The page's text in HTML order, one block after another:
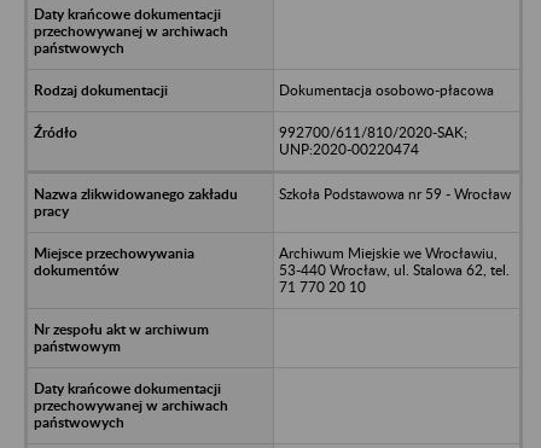
Dokumentacja osobowo-płacowa
992700/611/810/2020-SAK;
UNP:2020-00220474
Szkoła Podstawowa nr 59 - Wrocław
Archiwum Miejskie we Wrocławiu,
53-440 Wrocław, ul. Stalowa 62, tel.
71 770 20 10